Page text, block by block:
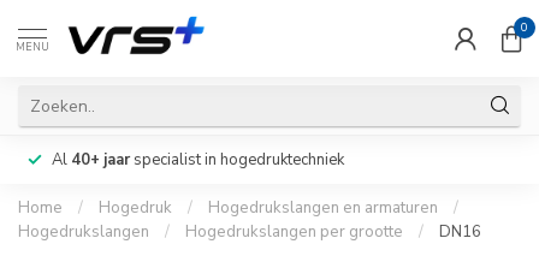
MENU
0
Al 40+ jaarspecialist in hogedruktechniek
Home / Hogedruk / Hogedrukslangen en armaturen
/
Hogedrukslangen
/ Hogedrukslangen per grootte / DN16